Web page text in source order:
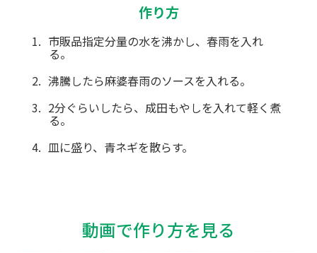
作り方
市販品指定分量の水を沸かし、春雨を入れ
る。
沸騰したら麻婆春雨のソースを入れる。
2分ぐらいしたら、成田もやしを入れて軽く煮
る。
皿に盛り、青ネギを散らす。
動画で作り方を見る